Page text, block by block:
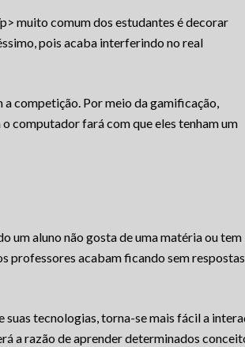
muito comum dos estudantes é decorar
pois acaba interferindo no real
competição. Por meio da gamificação,
computador fará com que eles tenham um
um aluno não gosta de uma matéria ou tem
professores acabam ficando sem respostas
tecnologias, torna-se mais fácil a
a razão de aprender determinados